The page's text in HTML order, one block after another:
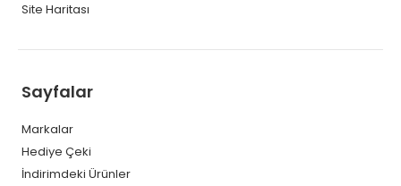
Site Haritası
Sayfalar
Markalar
Hediye Çeki
İndirimdeki Ürünler